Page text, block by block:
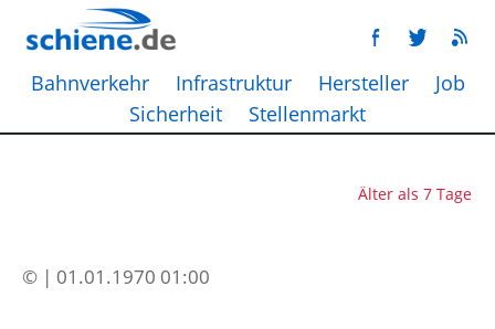
Bahnverkehr Infrastruktur Hersteller
Job
Sicherheit
Stellenmarkt
Älter als 7 Tage
© | 01.01.1970 01:00